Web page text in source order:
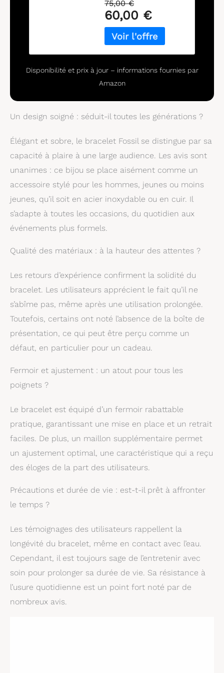
75,00 €
60,00 €
Disponibilité et prix à jour – informations fournies par
Amazon
Un design soigné : séduit-il toutes les générations ?
Élégant et sobre, le bracelet Fossil se distingue par sa
capacité à plaire à une large audience. Les avis sont
unanimes : ce bijou se place aisément comme un
accessoire stylé pour les hommes, jeunes ou moins
jeunes, qu’il soit en acier inoxydable ou en cuir. Il
s’adapte à toutes les occasions, du quotidien aux
événements plus formels.
Qualité des matériaux : à la hauteur des attentes ?
Les retours d’expérience confirment la solidité du
bracelet. Les utilisateurs apprécient le fait qu’il ne
s’abîme pas, même après une utilisation prolongée.
Toutefois, certains ont noté l’absence de la boîte de
présentation, ce qui peut être perçu comme un
défaut, en particulier pour un cadeau.
Fermoir et ajustement : un atout pour tous les
poignets ?
Le bracelet est équipé d’un fermoir rabattable
pratique, garantissant une mise en place et un retrait
faciles. De plus, un maillon supplémentaire permet
un ajustement optimal, une caractéristique qui a reçu
des éloges de la part des utilisateurs.
Précautions et durée de vie : est-t-il prêt à affronter
le temps ?
Les témoignages des utilisateurs rappellent la
longévité du bracelet, même en contact avec l’eau.
Cependant, il est toujours sage de l’entretenir avec
soin pour prolonger sa durée de vie. Sa résistance à
l’usure quotidienne est un point fort noté par de
nombreux avis.